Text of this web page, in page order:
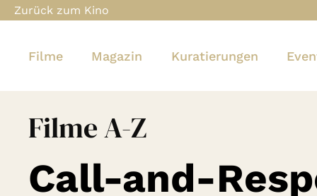
Zurück zum Kino
Filme Magazin Kuratierungen
Filme A-Z
Call-and-